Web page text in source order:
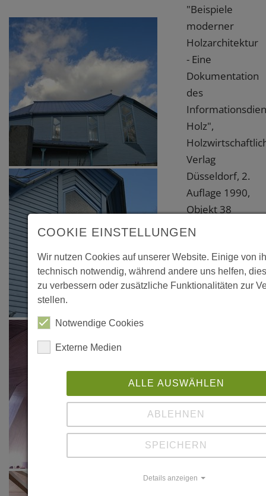
"Beispiele
moderner
Holzarchitektur
- Eine
Dokumentation
des
Holz",
Verlag
Düsseldorf, 2.
Auflage 1990,
Objekt 38
COOKIE EINSTELLUNGEN
Wir nutzen Cookies auf unserer Website. Einige von
technisch notwendig, während andere uns helfen,
zu verbessern oder zusätzliche Funktionalitäten zur
stellen.
Notwendige Cookies
Externe Medien
ALLE AUSWÄHLEN
ABLEHNEN
SPEICHERN
Details anzeigen